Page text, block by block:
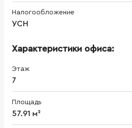
Налогообложение
УСН
Характеристики офиса:
Этаж
7
Площадь
57.91 м²